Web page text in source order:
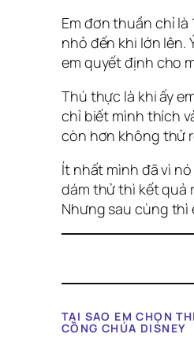
Em đơn thuần chỉ là
nhỏ đến khi lớn lên.
em quyết định cho
Thú thực là khi ấy
chỉ biết mình thích
còn hơn không thử
Ít nhất mình đã vì
dám thử thì kết quả
Nhưng sau cùng thì
TẠI SAO EM CHỌN
CÔNG CHÚA DISNEY